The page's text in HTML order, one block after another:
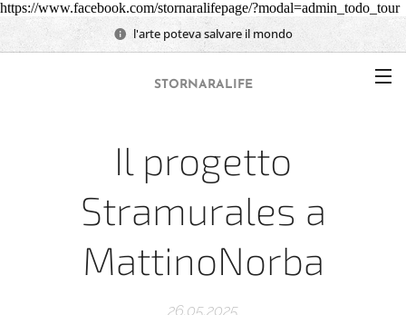
https://www.facebook.com/stornaralifepage/?modal=admin_todo_tour
l'arte poteva salvare il mondo
STORNARALIFE
Il progetto
Stramurales a
MattinoNorba
26.05.2025